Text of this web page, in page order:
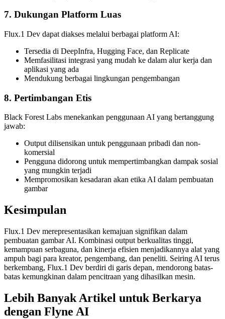
7. Dukungan Platform Luas
Flux.1 Dev dapat diakses melalui berbagai platform AI:
Tersedia di DeepInfra, Hugging Face, dan Replicate
Memfasilitasi integrasi yang mudah ke dalam alur kerja dan
aplikasi yang ada
Mendukung berbagai lingkungan pengembangan
8. Pertimbangan Etis
Black Forest Labs menekankan penggunaan AI yang bertanggung
jawab:
Output dilisensikan untuk penggunaan pribadi dan non-
komersial
Pengguna didorong untuk mempertimbangkan dampak sosial
yang mungkin terjadi
Mempromosikan kesadaran akan etika AI dalam pembuatan
gambar
Kesimpulan
Flux.1 Dev merepresentasikan kemajuan signifikan dalam
pembuatan gambar AI. Kombinasi output berkualitas tinggi,
kemampuan serbaguna, dan kinerja efisien menjadikannya alat yang
ampuh bagi para kreator, pengembang, dan peneliti. Seiring AI terus
berkembang, Flux.1 Dev berdiri di garis depan, mendorong batas-
batas kemungkinan dalam pencitraan yang dihasilkan mesin.
Lebih Banyak Artikel untuk Berkarya
dengan Flyne AI